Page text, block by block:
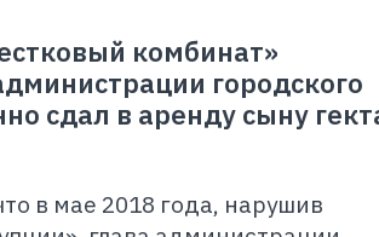
комбинат»
городского
сдал в аренду сыну
в мае 2018 года, нарушив